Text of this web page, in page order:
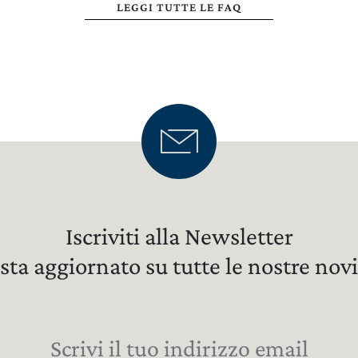
LEGGI TUTTE LE FAQ
Iscriviti alla Newsletter
aggiornato su tutte le nostre